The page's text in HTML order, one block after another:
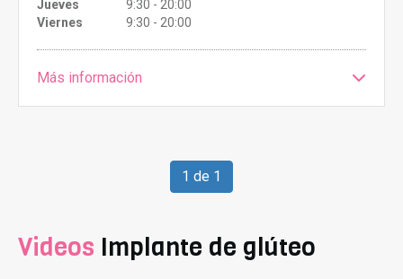
Jueves
9:30 - 20:00
Viernes
9:30 - 20:00
Más información
1 de 1
Videos Implante de glúteo